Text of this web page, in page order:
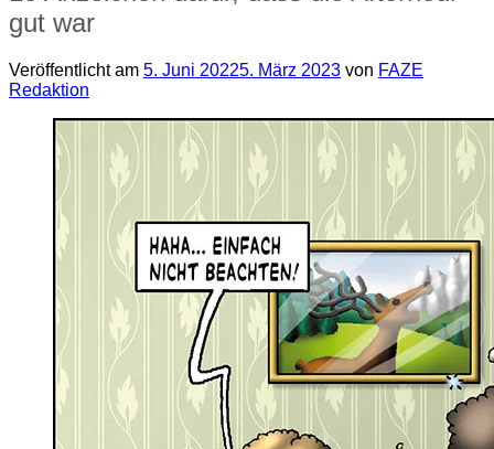
gut war
Veröffentlicht am 5. Juni 20225. März 2023 von FAZE
Redaktion